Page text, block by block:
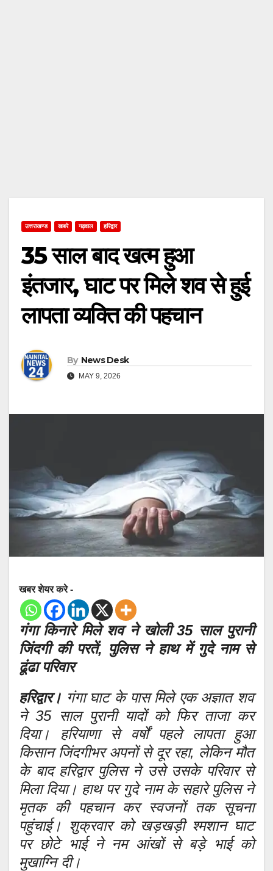
उत्तराखण्ड खबरे गढ़वाल हरिद्वार
35 साल बाद खत्म हुआ
इंतजार, घाट पर मिले शव से हुई
लापता व्यक्ति की पहचान
By News Desk
MAY 9, 2026
खबर शेयर करे -
गंगा किनारे मिले शव ने खोली 35 साल पुरानी
जिंदगी की परतें, पुलिस ने हाथ में गुदे नाम से
ढूंढा परिवार
हरिद्वार। गंगा घाट के पास मिले एक अज्ञात शव
ने 35 साल पुरानी यादों को फिर ताजा कर
दिया। हरियाणा से वर्षों पहले लापता हुआ
किसान जिंदगीभर अपनों से दूर रहा, लेकिन मौत
के बाद हरिद्वार पुलिस ने उसे उसके परिवार से
मिला दिया। हाथ पर गुदे नाम के सहारे पुलिस ने
मृतक की पहचान कर स्वजनों तक सूचना
पहुंचाई। शुक्रवार को खड़खड़ी श्मशान घाट
पर छोटे भाई ने नम आंखों से बड़े भाई को
मुखाग्नि दी।